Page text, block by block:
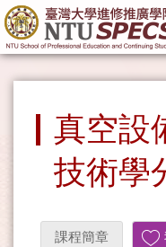
真空設
技術學
課程簡章